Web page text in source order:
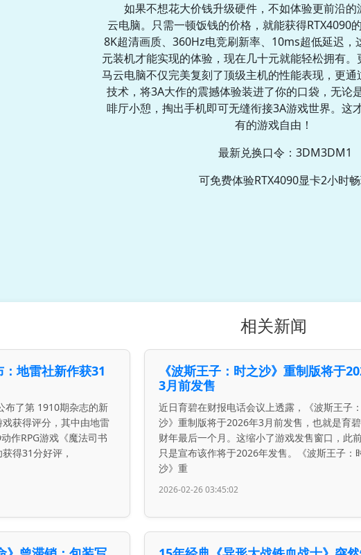
如果不想花大价钱升级硬件，不如体验更前沿
云电脑。只需一顿饭钱的价格，就能获得RTX4090
8K超清画质、360Hz电竞刷新率、10ms超低延迟，
元装机才能实现的体验，现在几十元就能轻松拥有
马云电脑不仅完美复刻了顶级主机的性能表现，更通
技术，将3A大作的震撼体验装进了你的口袋，无论
啡厅小憩，掏出手机即可无缝衔接3A游戏世界。这
有的游戏自由！
最新兑换口令：3DM3DM1
可免费体验RTX4090显卡2小时
相关新闻
地雷社新作获31
布了第 1910期杂志的新
获得评分，其中由地雷
作RPG游戏《魔法司书
得31分好评，
《波斯王子：时之沙》重制版将于
3月前发售
近日育碧在财报电话会议上透露，《波斯王子
沙》重制版将于2026年3月前发售，也就是育
财年最后一个月。这缩小了游戏发售窗口，此
只是宣布该作将于2026年发售。《波斯王子：
沙》重
2026-02-26 03:45:02